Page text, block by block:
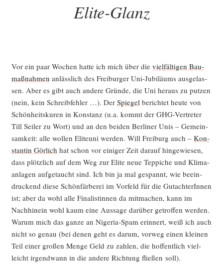
Elite-Glanz
Vor ein paar Wochen hat­te ich mich über die viel­fäl­ti­gen Bau­
maß­nah­men anläss­lich des Frei­bur­ger Uni-Jubi­lä­ums aus­ge­las­
sen. Aber es gibt auch ande­re Grün­de, die Uni her­aus zu put­zen
(nein, kein Schreib­feh­ler …). Der Spie­gel berich­tet heu­te von
Schön­heits­ku­ren in Kon­stanz (u.a. kommt der GHG-Ver­tre­ter
Till Sei­ler zu Wort) und an den bei­den Ber­li­ner Unis – Gemein­
sam­keit: alle wol­len Eli­te­uni wer­den. Will Frei­burg auch – Kon­
stan­tin Gör­lich hat schon vor eini­ger Zeit dar­auf hin­ge­wie­sen,
dass plötz­lich auf dem Weg zur Eli­te neue Tep­pi­che und Kli­ma­
an­la­gen auf­ge­taucht sind. Ich bin ja mal gespannt, wie beein­
dru­ckend die­se Schön­fär­be­rei im Vor­feld für die Gut­ach­te­rIn­nen
ist; aber da wohl alle Fina­lis­tin­nen da mit­ma­chen, kann im
Nach­hin­ein wohl kaum eine Aus­sa­ge dar­über getrof­fen wer­den.
War­um mich das gan­ze an Nige­ria-Spam erin­nert, weiß ich auch
nicht so genau (bei denen geht es dar­um, vor­weg einen klei­nen
Teil einer gro­ßen Men­ge Geld zu zah­len, die hof­fent­lich viel­
leicht irgend­wann in die ande­re Rich­tung flie­ßen soll).